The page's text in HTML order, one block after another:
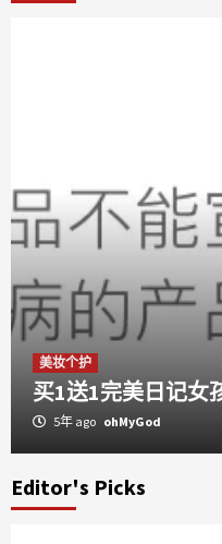
美妆个护
买1送1完美日记女
5年 ago ohMyGod
Editor's Picks